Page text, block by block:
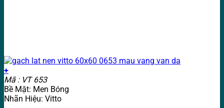
+
Mã : VT 653
Bề Mặt: Men Bóng
Nhãn Hiệu: Vitto